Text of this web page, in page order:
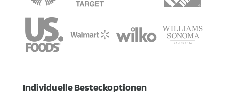
Individuelle Besteckoptionen